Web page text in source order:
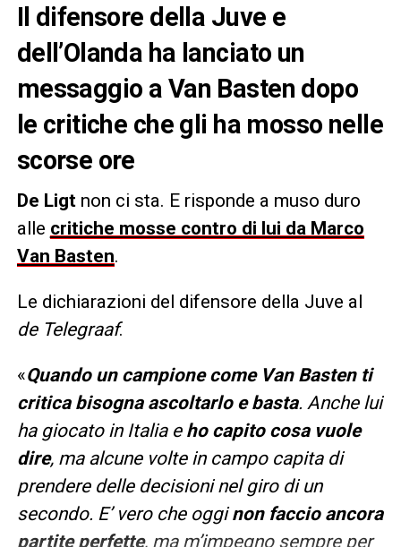
Il difensore della Juve e
dell’Olanda ha lanciato un
messaggio a Van Basten dopo
le critiche che gli ha mosso nelle
scorse ore
De Ligtnon ci sta. E risponde a muso duro
alle critiche mosse contro di lui da Marco
Van Basten.
Le dichiarazioni del difensore della Juve al
de Telegraaf.
«Quando un campione come Van Basten ti
critica bisogna ascoltarlo e basta. Anche lui
ha giocato in Italia e ho capito cosa vuole
dire, ma alcune volte in campo capita di
prendere delle decisioni nel giro di un
secondo. E’ vero che ogginon faccio ancora
partite perfette, ma m’impegno sempre per